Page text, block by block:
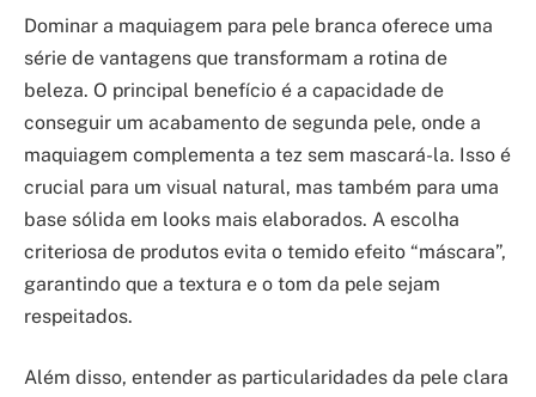
Dominar a maquiagem para pele branca oferece uma
série de vantagens que transformam a rotina de
beleza. O principal benefício é a capacidade de
conseguir um acabamento de segunda pele, onde a
maquiagem complementa a tez sem mascará-la. Isso é
crucial para um visual natural, mas também para uma
base sólida em looks mais elaborados. A escolha
criteriosa de produtos evita o temido efeito “máscara”,
garantindo que a textura e o tom da pele sejam
respeitados.
Além disso, entender as particularidades da pele clara